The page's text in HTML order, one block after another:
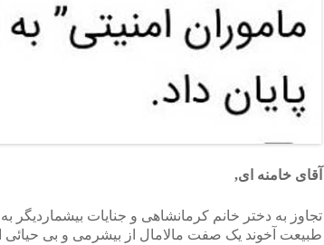
آقای خامنه ای,
تجاوز به دختر خانم کرمانشاهی و جنایات بیشماردیگر
طبیعت آخوند یک صفت مالامال از بیشرمی و بی حیائی